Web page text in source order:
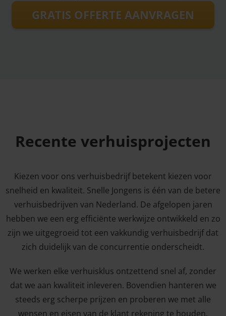
GRATIS OFFERTE AANVRAGEN
Recente verhuisprojecten
Kiezen voor ons verhuisbedrijf betekent kiezen voor
snelheid en kwaliteit. Snelle Jongens is één van de betere
verhuisbedrijven van Nederland. De afgelopen jaren
hebben we een erg efficiënte werkwijze ontwikkeld en zo
zijn we uitgegroeid tot een vakkundig verhuisbedrijf dat
zich duidelijk van de concurrentie onderscheidt.
We werken elke verhuisklus ontzettend snel af, zonder
dat we aan kwaliteit inleveren. Bovendien hanteren we
steeds erg scherpe prijzen en proberen we met alle
wensen en eisen van de klant rekening te houden.